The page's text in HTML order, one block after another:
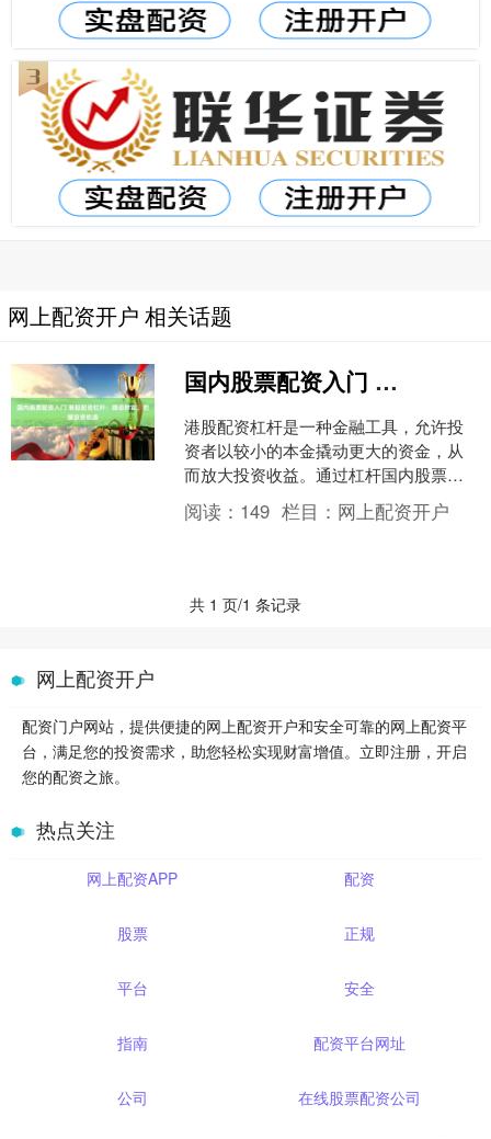
网上配资开户 相关话题
国内股票配资入门 港股配资杠杆：撬动财富，把握投资机遇
港股配资杠杆是一种金融工具，允许投
资者以较小的本金撬动更大的资金，从
而放大投资收益。通过杠杆国内股票配
资入门，投资者可以扩大投资规模，把
握更多投资机遇。 * *....
阅读： 149 栏目： 网上配资开户
共 1 页/1 条记录
网上配资开户
配资门户网站，提供便捷的网上配资开户和安全可靠的网上配资平
台，满足您的投资需求，助您轻松实现财富增值。立即注册，开启
您的配资之旅。
热点关注
网上配资APP 配资
股票 正规
平台 安全
指南 配资平台网址
公司 在线股票配资公司